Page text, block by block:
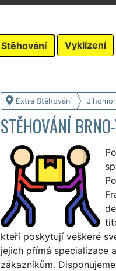
Stěhování Vyklízení
Extra Stěhování
STĚHOVÁNÍ
kteří poskytují veškeré
jejich přímá specializace
zákazníkům.